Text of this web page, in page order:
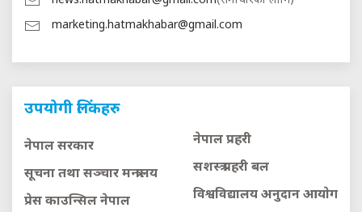
marketing.hatmakhabar@gmail.com
उपयोगी लिंकहरु
नेपाल सरकार
सूचना तथा सञ्चार मन्त्रालय
प्रेस काउन्सिल नेपाल
नेपाल प्रहरी
सशस्त्र प्रहरी बल
विश्वविद्यालय अनुदान आयाेग